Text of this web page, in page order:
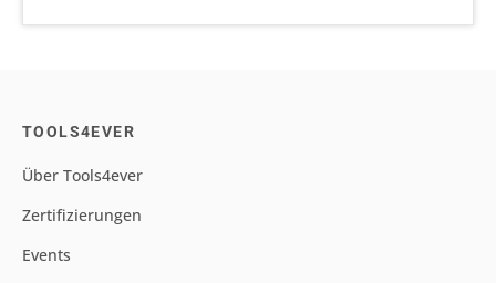
TOOLS4EVER
Über Tools4ever
Zertifizierungen
Events